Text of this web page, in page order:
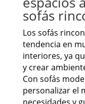
sofás
Los sofás
tendencia en
interiores, ya
y crear
Con sofás
personalizar el